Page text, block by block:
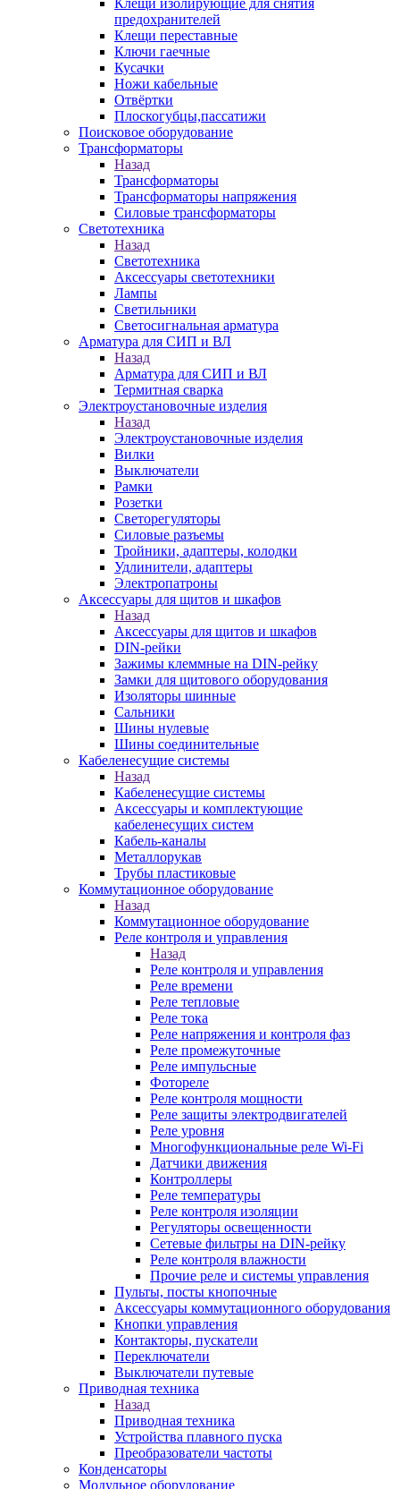
Клещи изолирующие для снятия
предохранителей
Клещи переставные
Ключи гаечные
Кусачки
Ножи кабельные
Отвёртки
Плоскогубцы,пассатижи
Поисковое оборудование
Трансформаторы
Назад
Трансформаторы
Трансформаторы напряжения
Силовые трансформаторы
Светотехника
Назад
Светотехника
Аксессуары светотехники
Лампы
Светильники
Светосигнальная арматура
Арматура для СИП и ВЛ
Назад
Арматура для СИП и ВЛ
Термитная сварка
Электроустановочные изделия
Назад
Электроустановочные изделия
Вилки
Выключатели
Рамки
Розетки
Светорегуляторы
Силовые разъемы
Тройники, адаптеры, колодки
Удлинители, адаптеры
Электропатроны
Аксессуары для щитов и шкафов
Назад
Аксессуары для щитов и шкафов
DIN-рейки
Зажимы клеммные на DIN-рейку
Замки для щитового оборудования
Изоляторы шинные
Сальники
Шины нулевые
Шины соединительные
Кабеленесущие системы
Назад
Кабеленесущие системы
Аксессуары и комплектующие
кабеленесущих систем
Кабель-каналы
Металлорукав
Трубы пластиковые
Коммутационное оборудование
Назад
Коммутационное оборудование
Реле контроля и управления
Назад
Реле контроля и управления
Реле времени
Реле тепловые
Реле тока
Реле напряжения и контроля фаз
Реле промежуточные
Реле импульсные
Фотореле
Реле контроля мощности
Реле защиты электродвигателей
Реле уровня
Многофункциональные реле Wi-Fi
Датчики движения
Контроллеры
Реле температуры
Реле контроля изоляции
Регуляторы освещенности
Сетевые фильтры на DIN-рейку
Реле контроля влажности
Прочие реле и системы управления
Пульты, посты кнопочные
Аксессуары коммутационного оборудования
Кнопки управления
Контакторы, пускатели
Переключатели
Выключатели путевые
Приводная техника
Назад
Приводная техника
Устройства плавного пуска
Преобразователи частоты
Конденсаторы
Модульное оборудование